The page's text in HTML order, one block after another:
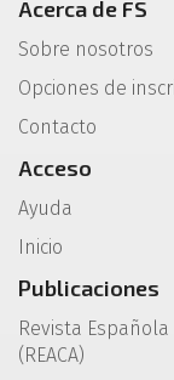
Acerca de FS
Sobre nosotros
Opciones de
Contacto
Acceso
Ayuda
Inicio
Publicaciones
Revista
(REACA)